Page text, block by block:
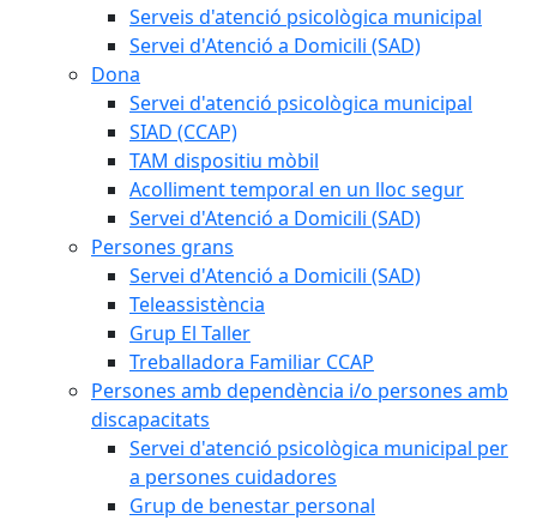
Serveis d'atenció psicològica municipal
Servei d'Atenció a Domicili (SAD)
Dona
Servei d'atenció psicològica municipal
SIAD (CCAP)
TAM dispositiu mòbil
Acolliment temporal en un lloc segur
Servei d'Atenció a Domicili (SAD)
Persones grans
Servei d'Atenció a Domicili (SAD)
Teleassistència
Grup El Taller
Treballadora Familiar CCAP
Persones amb dependència i/o persones amb
discapacitats
Servei d'atenció psicològica municipal per
a persones cuidadores
Grup de benestar personal